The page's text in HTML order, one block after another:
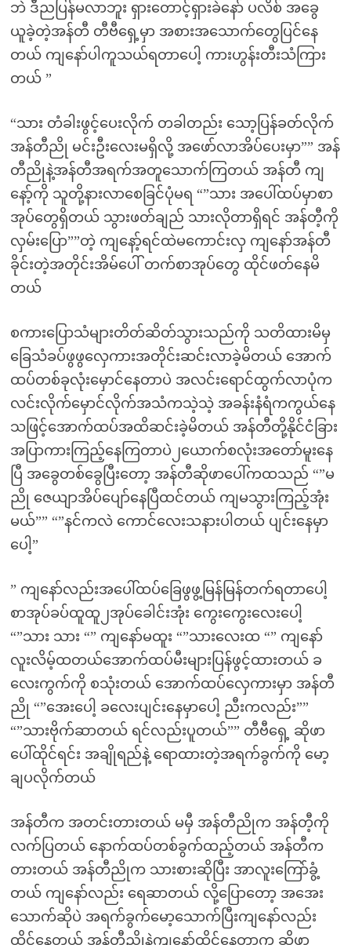
ဘဲ ဒီညပြန်မလာဘူး ရှားတောင့်ရှားခဲနော် ပလိစ် အခွေ
ယူခဲ့တဲ့အန်တီ တီဗီရှေ့မှာ အစားအသောက်တွေပြင်နေ
တယ် ကျနော်ပါကူသယ်ရတာပေါ့ ကားဟွန်းတီးသံကြား
တယ် ”
“သား တံခါးဖွင့်ပေးလိုက် တခါတည်း သော့ပြန်ခတ်လိုက်
အန်တီညို မင်းဦးလေးမရှိလို့ အဖော်လာအိပ်ပေးမှာ”” အန်
တီညိုနဲ့အန်တီအရက်အတူသောက်ကြတယ် အန်တီ ကျ
နော့်ကို သူတို့နားလာစေခြင်ပုံမရ “”သား အပေါ်ထပ်မှာစာ
အုပ်တွေရှိတယ် သွားဖတ်ချည် သားလိုတာရှိရင် အန်တီ့ကို
လှမ်းပြော””တဲ့ ကျနော့်ရင်ထဲမကောင်းလှ ကျနော်အန်တီ
ခိုင်းတဲ့အတိုင်းအိမ်ပေါ် တက်စာအုပ်တွေ ထိုင်ဖတ်နေမိ
တယ်
စကားပြောသံများတိတ်ဆိတ်သွားသည်ကို သတိထားမိမှ
ခြေသံခပ်ဖွဖွလှေကားအတိုင်းဆင်းလာခဲ့မိတယ် အောက်
ထပ်တစ်ခုလုံးမှောင်နေတာပဲ အလင်းရောင်ထွက်လာပုံက
လင်းလိုက်မှောင်လိုက်အသံကသဲ့သဲ့ အခန်းနံရံကကွယ်နေ
သဖြင့်အောက်ထပ်အထိဆင်းခဲ့မိတယ် အန်တီတို့နိုင်ငံခြား
အပြာကားကြည့်နေကြတာပဲ၂ယောက်စလုံးအတော်မူးနေ
ပြီ အခွေတစ်ခွေပြီးတော့ အန်တီဆိုဖာပေါ်ကထသည် “”မ
ညို ဇေယျာအိပ်ပျော်နေပြီထင်တယ် ကျမသွားကြည့်အုံး
မယ်”” “”နင်ကလဲ ကောင်လေးသနားပါတယ် ပျင်းနေမှာ
ပေါ့”
” ကျနော်လည်းအပေါ်ထပ်ခြေဖွဖွ့မြန်မြန်တက်ရတာပေါ့
စာအုပ်ခပ်ထူထူ၂အုပ်ခေါင်းအုံး ကွေးကွေးလေးပေါ့
“”သား သား “” ကျနော်မထူး “”သားလေးထ “” ကျနော်
လူးလိမ့်ထတယ်အောက်ထပ်မီးများပြန်ဖွင့်ထားတယ် ခ
လေးကွက်ကို စသုံးတယ် အောက်ထပ်လှေကားမှာ အန်တီ
ညို “”အေးပေါ့ ခလေးပျင်းနေမှာပေါ့ ညီးကလည်း””
“”သားဗိုက်ဆာတယ် ရင်လည်းပူတယ်”” တီဗီရှေ့ ဆိုဖာ
ပေါ်ထိုင်ရင်း အချိုရည်နဲ့ ရောထားတဲ့အရက်ခွက်ကို မော့
ချပလိုက်တယ်
အန်တီက အတင်းတားတယ် မမှီ အန်တီညိုက အန်တီ့ကို
လက်ပြတယ် နောက်ထပ်တစ်ခွက်ထည့်တယ် အန်တီက
တားတယ် အန်တီညိုက သားစားဆိုပြီး အာလူးကြော်ခွံ့
တယ် ကျနော်လည်း ရေဆာတယ် လို့ပြောတော့ အအေး
သောက်ဆိုပဲ အရက်ခွက်မော့သောက်ပြီးကျနော်လည်း
ထိုင်နေတယ် အန်တီညိုနဲ့ကျနော်ထိုင်နေတာက ဆိုဖာ